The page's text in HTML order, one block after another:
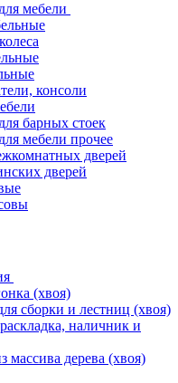
мебели
консоли
барных стоек
мебели прочее
дверей
дверей
(хвоя)
сборки и лестниц (хвоя)
наличник и
дерева (хвоя)